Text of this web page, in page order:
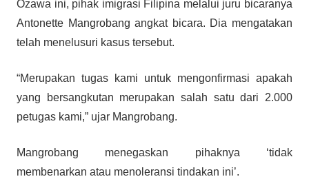
Ozawa ini, pihak imigrasi Filipina melalui juru bicaranya
Antonette Mangrobang angkat bicara. Dia mengatakan
telah menelusuri kasus tersebut.
“Merupakan tugas kami untuk mengonfirmasi apakah
yang bersangkutan merupakan salah satu dari 2.000
petugas kami,” ujar Mangrobang.
Mangrobang menegaskan pihaknya ‘tidak
membenarkan atau menoleransi tindakan ini’.